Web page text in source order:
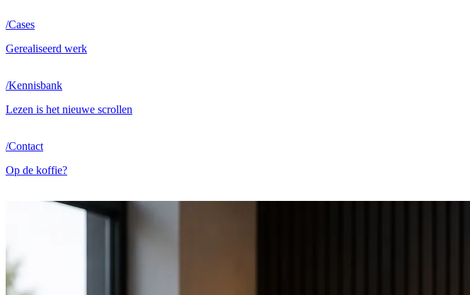
/Cases
Gerealiseerd werk
/Kennisbank
Lezen is het nieuwe scrollen
/Contact
Op de koffie?